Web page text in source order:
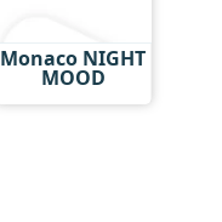
Monaco NIGHT
MOOD